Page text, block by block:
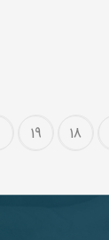
18
19